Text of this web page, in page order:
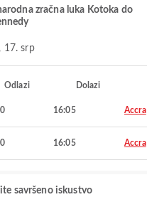
zračna luka Kotoka do
17. srp
Odlazi Dolazi
16:05 Accra
16:05 Accra
savršeno iskustvo